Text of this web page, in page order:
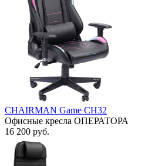
CHAIRMAN Game CH32
Офисные кресла ОПЕРАТОРА
16 200 руб.